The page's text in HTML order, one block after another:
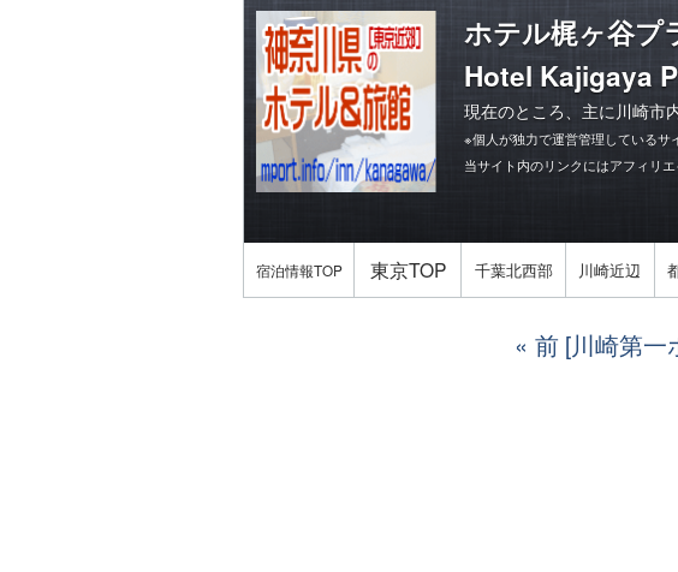
ホテル梶ヶ谷プ
Hotel Kajigaya
現在のところ、主に川崎市
※個人が独力で運営管理しているサ
当サイト内のリンクにはアフィリ
宿泊情報TOP 東京TOP 千葉北西部 川崎近辺
前 [川崎第一